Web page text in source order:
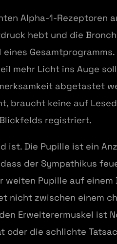
Alpha-1-Rezeptoren
hebt und die
Gesamtprogramms.
mehr Licht ins Auge
abgetastet
braucht keine auf
registriert.
ist. Die Pupille ist ein
der Sympathikus
weiten Pupille auf
nicht zwischen einem
Erweiterermuskel ist
oder die schlichte